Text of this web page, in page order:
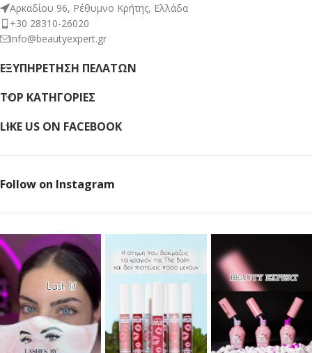
Αρκαδίου 96, Ρέθυμνο Κρήτης, Ελλάδα
+30 28310-26020
info@beautyexpert.gr
ΕΞΥΠΗΡΈΤΗΣΗ ΠΕΛΑΤΏΝ
TOP ΚΑΤΗΓΟΡΙΕΣ
LIKE US ON FACEBOOK
Follow on Instagram